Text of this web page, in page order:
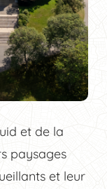
et de la
paysages
et leur